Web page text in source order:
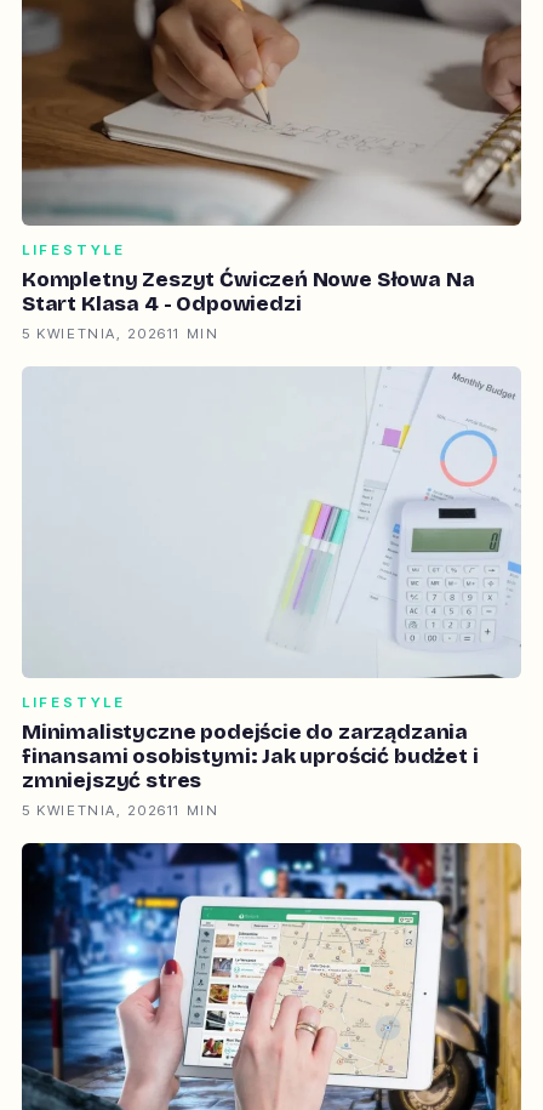
LIFESTYLE
Kompletny Zeszyt Ćwiczeń Nowe Słowa Na
Start Klasa 4 - Odpowiedzi
5 KWIETNIA, 202611 MIN
LIFESTYLE
Minimalistyczne podejście do zarządzania
finansami osobistymi: Jak uprościć budżet i
zmniejszyć stres
5 KWIETNIA, 202611 MIN